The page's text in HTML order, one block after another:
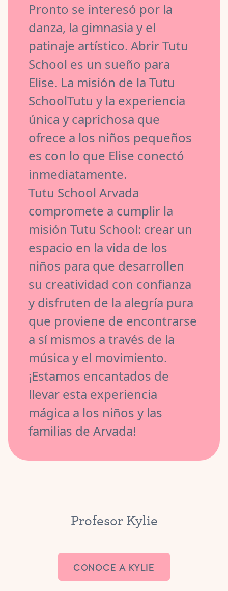
Pronto se interesó por la
danza, la gimnasia y el
patinaje artístico. Abrir Tutu
School es un sueño para
Elise. La misión de la Tutu
SchoolTutu y la experiencia
única y caprichosa que
ofrece a los niños pequeños
es con lo que Elise conectó
inmediatamente.
Tutu School Arvada
compromete a cumplir la
misión Tutu School: crear un
espacio en la vida de los
niños para que desarrollen
su creatividad con confianza
y disfruten de la alegría pura
que proviene de encontrarse
a sí mismos a través de la
música y el movimiento.
¡Estamos encantados de
llevar esta experiencia
mágica a los niños y las
familias de Arvada!
Profesor Kylie
CONOCE A KYLIE